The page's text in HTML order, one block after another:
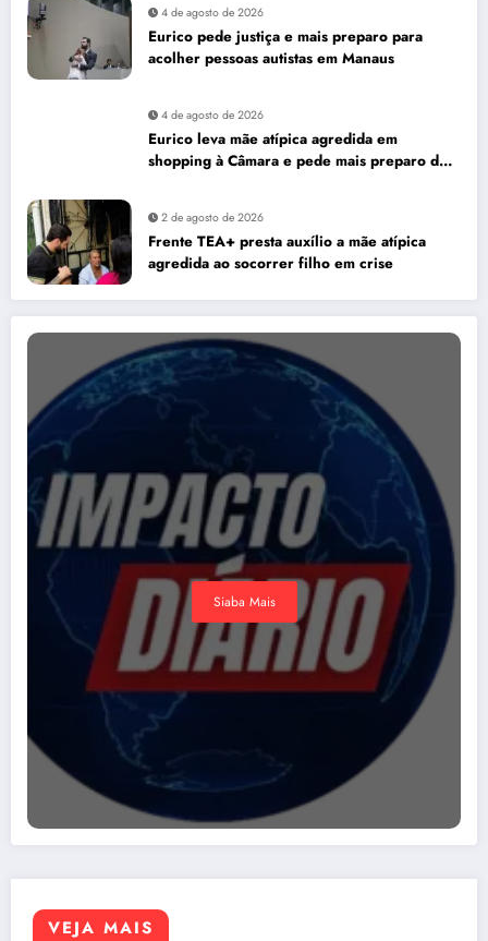
4 de agosto de 2026
Eurico pede justiça e mais preparo para
acolher pessoas autistas em Manaus
4 de agosto de 2026
Eurico leva mãe atípica agredida em
shopping à Câmara e pede mais preparo dos
2 de agosto de 2026
Frente TEA+ presta auxílio a mãe atípica
agredida ao socorrer filho em crise
Siaba Mais
VEJA MAIS